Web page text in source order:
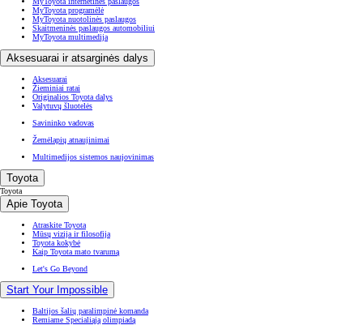
MyToyota programėlė
MyToyota nuotolinės paslaugos
Skaitmeninės paslaugos automobiliui
MyToyota multimedija
Aksesuarai ir atsarginės dalys
Aksesuarai
Žieminiai ratai
Originalios Toyota dalys
Valytuvų šluotelės
Savininko vadovas
Žemėlapių atnaujinimai
Multimedijos sistemos naujovinimas
Toyota
Toyota
Apie Toyota
Atraskite Toyota
Mūsų vizija ir filosofija
Toyota kokybė
Kaip Toyota mato tvarumą
Let's Go Beyond
Start Your Impossible
Baltijos šalių paralimpinė komanda
Remiame Specialiąją olimpiadą